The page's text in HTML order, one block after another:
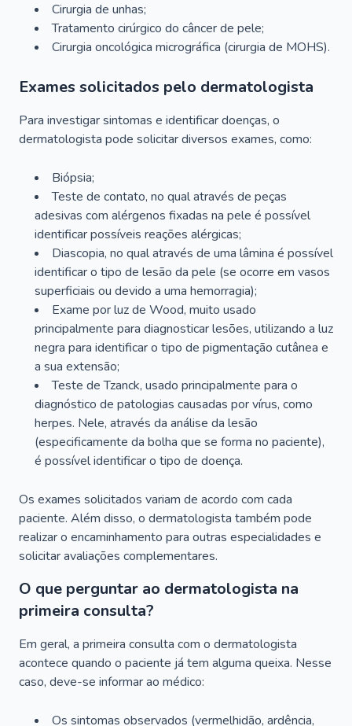
Cirurgia de unhas;
Tratamento cirúrgico do câncer de pele;
Cirurgia oncológica micrográfica (cirurgia de MOHS).
Exames solicitados pelo dermatologista
Para investigar sintomas e identificar doenças, o
dermatologista pode solicitar diversos exames, como:
Biópsia;
Teste de contato, no qual através de peças
adesivas com alérgenos fixadas na pele é possível
identificar possíveis reações alérgicas;
Diascopia, no qual através de uma lâmina é possível
identificar o tipo de lesão da pele (se ocorre em vasos
superficiais ou devido a uma hemorragia);
Exame por luz de Wood, muito usado
principalmente para diagnosticar lesões, utilizando a luz
negra para identificar o tipo de pigmentação cutânea e
a sua extensão;
Teste de Tzanck, usado principalmente para o
diagnóstico de patologias causadas por vírus, como
herpes. Nele, através da análise da lesão
(especificamente da bolha que se forma no paciente),
é possível identificar o tipo de doença.
Os exames solicitados variam de acordo com cada
paciente. Além disso, o dermatologista também pode
realizar o encaminhamento para outras especialidades e
solicitar avaliações complementares.
O que perguntar ao dermatologista na
primeira consulta?
Em geral, a primeira consulta com o dermatologista
acontece quando o paciente já tem alguma queixa. Nesse
caso, deve-se informar ao médico:
Os sintomas observados (vermelhidão, ardência,